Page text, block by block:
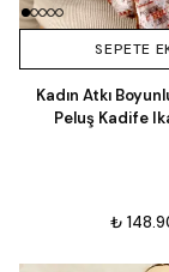
SEPETE
Kadın Atkı
Peluş Kadife
₺